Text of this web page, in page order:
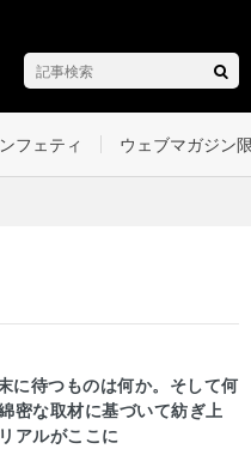
フェティ ウェブマガジン
に待つものは何か。そして何
密な取材に基づいて紡ぎ上
アルがここに